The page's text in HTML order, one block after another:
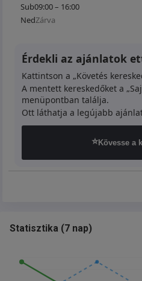
Sub09:00 – 16:00
NedZárva
Érdekli az ajánlatok
Kattintson a „Követés
A mentett kereskedőket a
menüpontban találja.
Ott láthatja a legújabb
⭐Kövesse a
Statisztika (7 nap)